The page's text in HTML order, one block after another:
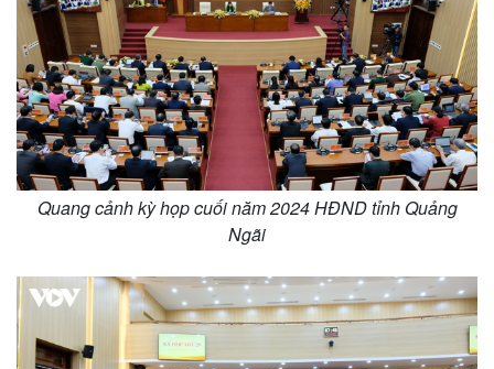
Quang cảnh kỳ họp cuối năm 2024 HĐND tỉnh Quảng
Ngãi